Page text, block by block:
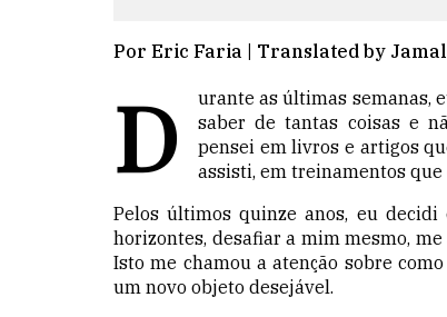
Por Eric Faria | Translated by Jamal
D
urante as últimas semanas,
saber de tantas coisas e
pensei em livros e artigos
assisti, em treinamentos que
Pelos últimos quinze anos, eu
horizontes, desafiar a mim mesmo,
Isto me chamou a atenção sobre
um novo objeto desejável.